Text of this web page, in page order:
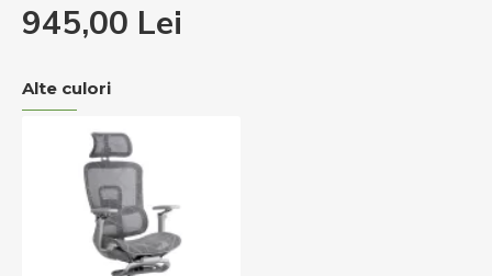
945,00 Lei
Alte culori